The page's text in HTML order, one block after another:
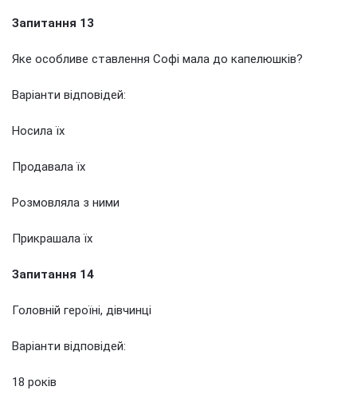
Запитання 13
Яке особливе ставлення Софі мала до капелюшків?
Варіанти відповідей:
Носила їх
Продавала їх
Розмовляла з ними
Прикрашала їх
Запитання 14
Головній героїні, дівчинці
Варіанти відповідей:
18 років